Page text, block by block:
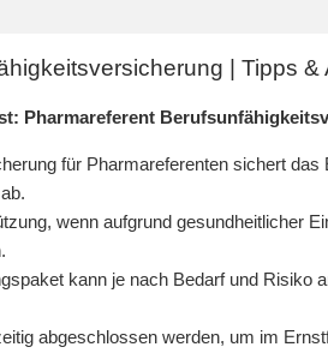
| Tipps &
Pharmareferent
für Pharmareferenten sichert
wenn aufgrund gesundheitlicher
kann je nach Bedarf und Risiko
abgeschlossen werden, um im